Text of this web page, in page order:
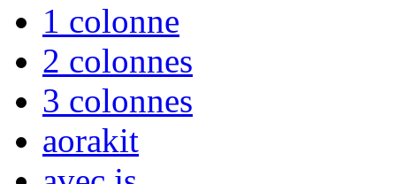
1 colonne
2 colonnes
3 colonnes
aorakit